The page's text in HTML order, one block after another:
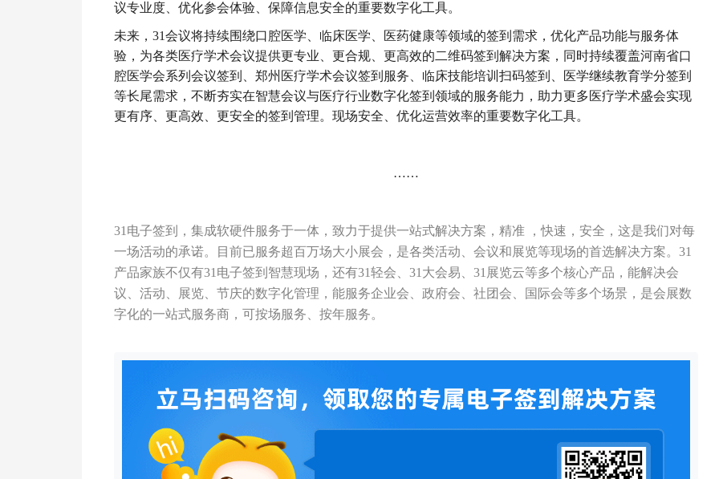
议专业度、优化参会体验、保障信息安全的重要数字化工具。
未来，31会议将持续围绕口腔医学、临床医学、医药健康等领域的签到需求，优化产品功能与服务体
验，为各类医疗学术会议提供更专业、更合规、更高效的二维码签到解决方案，同时持续覆盖河南省口
腔医学会系列会议签到、郑州医疗学术会议签到服务、临床技能培训扫码签到、医学继续教育学分签到
等长尾需求，不断夯实在智慧会议与医疗行业数字化签到领域的服务能力，助力更多医疗学术盛会实现
更有序、更高效、更安全的签到管理。现场安全、优化运营效率的重要数字化工具。
……
31电子签到，集成软硬件服务于一体，致力于提供一站式解决方案，精准 ，快速，安全，这是我们对每
一场活动的承诺。目前已服务超百万场大小展会，是各类活动、会议和展览等现场的首选解决方案。31
产品家族不仅有31电子签到智慧现场，还有31轻会、31大会易、31展览云等多个核心产品，能解决会
议、活动、展览、节庆的数字化管理，能服务企业会、政府会、社团会、国际会等多个场景，是会展数
字化的一站式服务商，可按场服务、按年服务。